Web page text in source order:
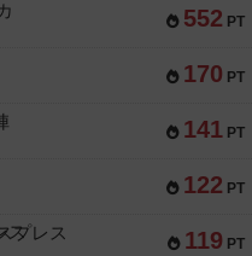
552 PT
170 PT
141 PT
122 PT
119 PT
プレス